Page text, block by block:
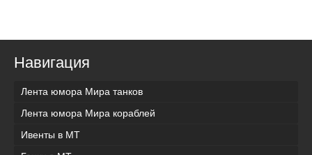
Навигация
Лента юмора Мира танков
Лента юмора Мира кораблей
Ивенты в МТ